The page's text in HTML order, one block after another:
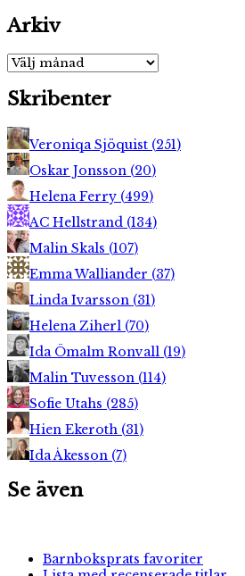
Arkiv
Arkiv
Skribenter
Veroniqa Sjöquist (251)
Oskar Jonsson (20)
Helena Ferry (499)
AC Hellstrand (134)
Malin Skals (107)
Emma Walliander (37)
Linda Ivarsson (31)
Helena Ziherl (70)
Ida Ömalm Ronvall (19)
Malin Tuvesson (114)
Sofie Utahs (285)
Hien Ekeroth (31)
Ida Åkesson (7)
Se även
Barnboksprats favoriter